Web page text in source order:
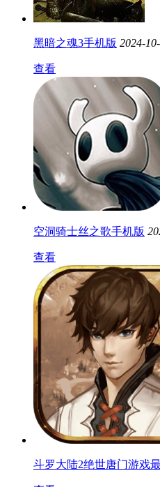
黑暗之魂3手机版 2024-
查看
空洞骑士丝之歌手机版
查看
斗罗大陆2绝世唐门游戏